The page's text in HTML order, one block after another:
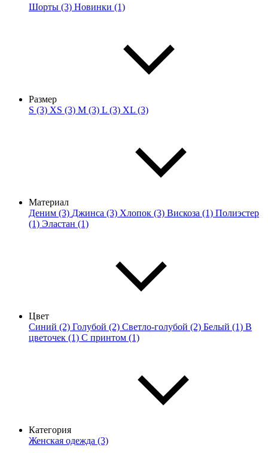
Шорты (3) Новинки (1)
Размер
S (3) XS (3) M (3) L (3) XL (3)
Материал
Деним (3) Джинса (3) Хлопок (3) Вискоза (1) Полиэстер
(1) Эластан (1)
Цвет
Синий (2) Голубой (2) Светло-голубой (2) Белый (1) В
цветочек (1) С принтом (1)
Категория
Женская одежда (3)